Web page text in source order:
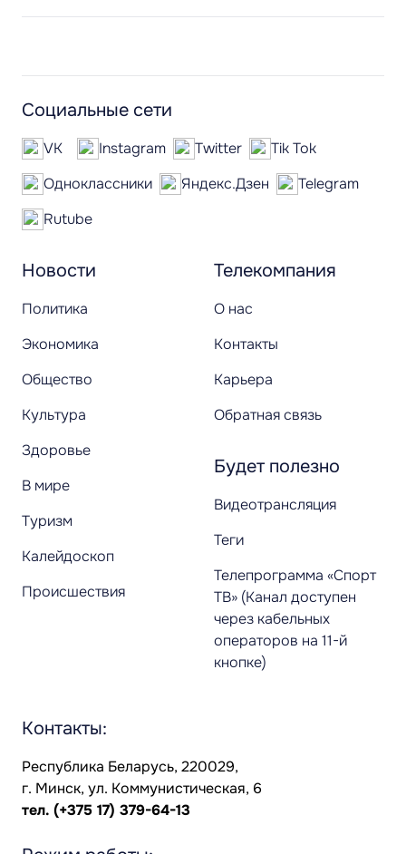
Новости
Политика
Экономика
Общество
Культура
Здоровье
В мире
Туризм
Калейдоскоп
Происшествия
Телекомпания
О нас
Контакты
Карьера
Обратная связь
Будет полезно
Видеотрансляция
Теги
Телепрограмма «Спорт
ТВ» (Канал доступен
через кабельных
операторов на 11-й
кнопке)
Социальные сети
VK Instagram Twitter
Tik Tok
Одноклассники
Яндекс.Дзен
Telegram
Rutube
Контакты:
Республика Беларусь, 220029,
г. Минск, ул. Коммунистическая, 6
тел. (+375 17) 379-64-13